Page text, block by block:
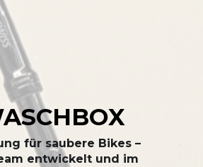
für saubere Bikes –
entwickelt und im